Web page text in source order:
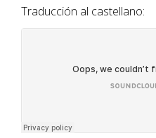
Traducción al castellano: